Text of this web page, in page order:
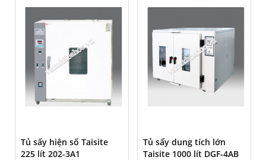
Tủ sấy hiện số Taisite
225 lít 202-3A1
Tủ sấy dung tích lớn
Taisite 1000 lít DGF-4AB